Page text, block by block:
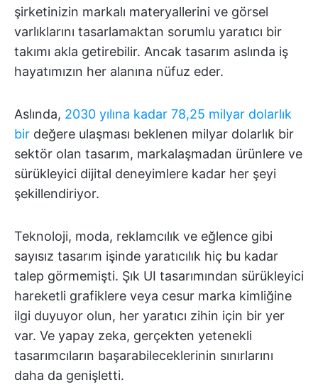
şirketinizin markalı materyallerini ve görsel
varlıklarını tasarlamaktan sorumlu yaratıcı bir
takımı akla getirebilir. Ancak tasarım aslında iş
hayatımızın her alanına nüfuz eder.
Aslında, 2030 yılına kadar 78,25 milyar dolarlık
bir değere ulaşması beklenen milyar dolarlık bir
sektör olan tasarım, markalaşmadan ürünlere ve
sürükleyici dijital deneyimlere kadar her şeyi
şekillendiriyor.
Teknoloji, moda, reklamcılık ve eğlence gibi
sayısız tasarım işinde yaratıcılık hiç bu kadar
talep görmemişti. Şık UI tasarımından sürükleyici
hareketli grafiklere veya cesur marka kimliğine
ilgi duyuyor olun, her yaratıcı zihin için bir yer
var. Ve yapay zeka, gerçekten yetenekli
tasarımcıların başarabileceklerinin sınırlarını
daha da genişletti.